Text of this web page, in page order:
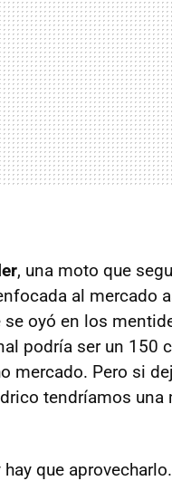
, una moto que
al mercado
oyó en los
podría ser un 150
mercado. Pero si
tendríamos una
que